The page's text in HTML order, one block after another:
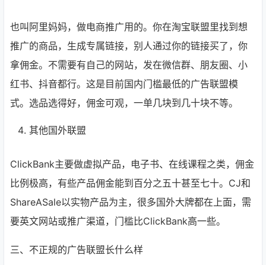
也叫阿里妈妈，做电商推广用的。你在淘宝联盟里找到想
推广的商品，生成专属链接，别人通过你的链接买了，你
拿佣金。不需要有自己的网站，发在微信群、朋友圈、小
红书、抖音都行。这是目前国内门槛最低的广告联盟模
式。选品选得好，佣金可观，一单几块到几十块不等。
其他国外联盟
ClickBank主要做虚拟产品，电子书、在线课程之类，佣金
比例极高，有些产品佣金能到百分之五十甚至七十。CJ和
ShareASale以实物产品为主，很多国外大牌都在上面，需
要英文网站或推广渠道，门槛比ClickBank高一些。
三、不正规的广告联盟长什么样